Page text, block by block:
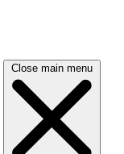
Close main menu